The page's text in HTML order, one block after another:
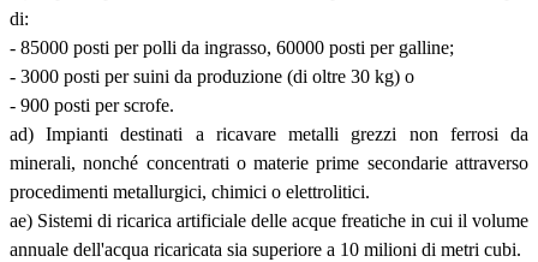
di:
- 85000 posti per polli da ingrasso, 60000 posti per galline;
- 3000 posti per suini da produzione (di oltre 30 kg) o
- 900 posti per scrofe.
ad) Impianti destinati a ricavare metalli grezzi non ferrosi da
minerali, nonché concentrati o materie prime secondarie attraverso
procedimenti metallurgici, chimici o elettrolitici.
ae) Sistemi di ricarica artificiale delle acque freatiche in cui il volume
annuale dell'acqua ricaricata sia superiore a 10 milioni di metri cubi.